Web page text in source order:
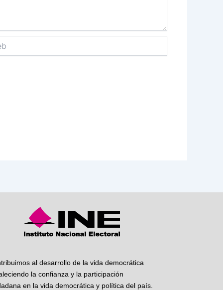
al desarrollo de la vida democrática
la confianza y la participación
en la vida democrática y política del país.